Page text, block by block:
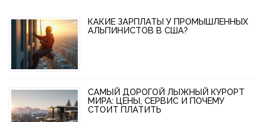
КАКИЕ ЗАРПЛАТЫ У ПРОМЫШЛЕННЫХ
АЛЬПИНИСТОВ В США?
САМЫЙ ДОРОГОЙ ЛЫЖНЫЙ КУРОРТ
МИРА: ЦЕНЫ, СЕРВИС И ПОЧЕМУ
СТОИТ ПЛАТИТЬ